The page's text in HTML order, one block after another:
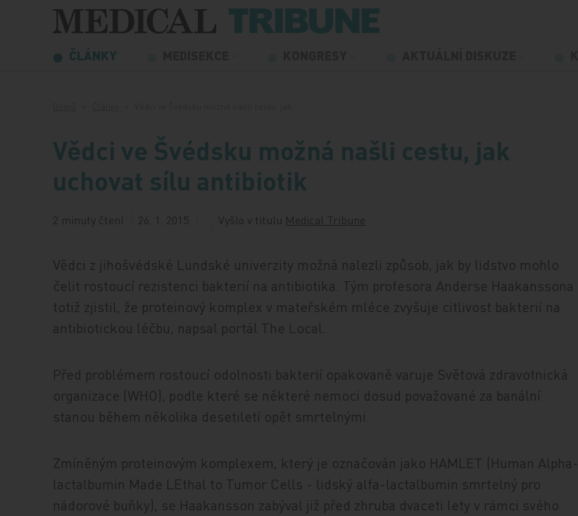
Přeskočit na obsah
ČLÁNKY
Vědci ve Švédsku možná našli cestu, jak
uchovat sílu antibiotik
2 minuty čtení 26. 1. 2015 Vyšlo v titulu Medical Tribune
Vědci z jihošvédské Lundské univerzity možná nalezli způsob, jak by lidstvo mohlo
čelit rostoucí rezistenci bakterií na antibiotika. Tým profesora Anderse Haakanssona
totiž zjistil, že proteinový komplex v mateřském mléce zvyšuje citlivost bakterií na
antibiotickou léčbu, napsal portál The Local.
Před problémem rostoucí odolnosti bakterií opakovaně varuje Světová zdravotnická
organizace (WHO), podle které se některé nemoci dosud považované za banální
stanou během několika desetiletí opět smrtelnými.
Zmíněným proteinovým komplexem, který je označován jako HAMLET (Human Alpha-
lactalbumin Made LEthal to Tumor Cells - lidský alfa-lactalbumin smrtelný pro
nádorové buňky), se Haakansson zabýval již před zhruba dvaceti lety v rámci svého